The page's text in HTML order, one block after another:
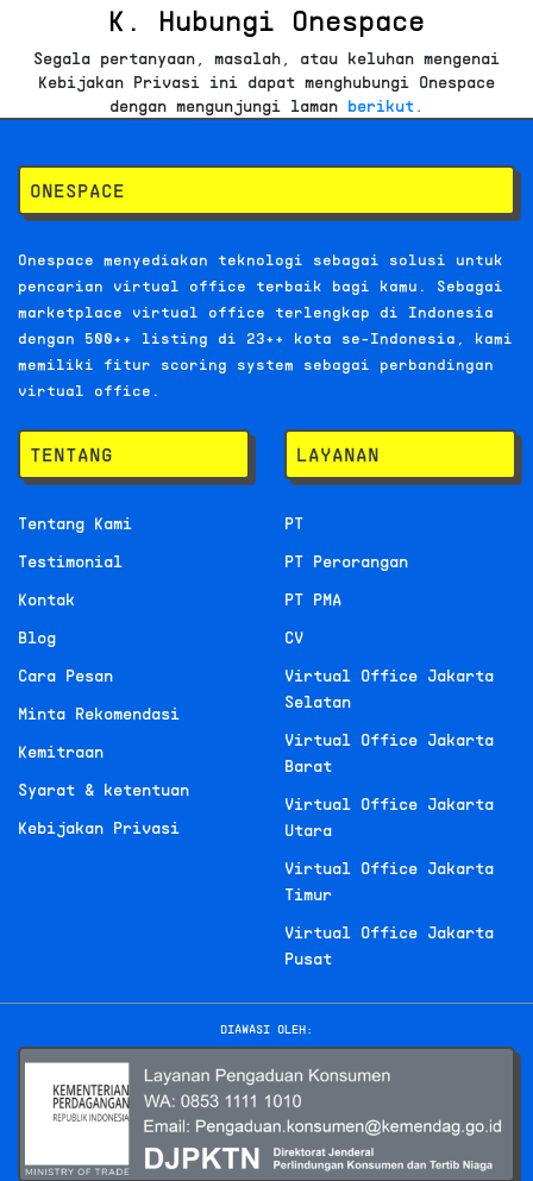
K. Hubungi Onespace
Segala pertanyaan, masalah, atau keluhan mengenai
Kebijakan Privasi ini dapat menghubungi Onespace
dengan mengunjungi laman berikut.
ONESPACE
Onespace menyediakan teknologi sebagai solusi untuk
pencarian virtual office terbaik bagi kamu. Sebagai
marketplace virtual office terlengkap di Indonesia
dengan 500++ listing di 23++ kota se-Indonesia, kami
memiliki fitur scoring system sebagai perbandingan
virtual office.
TENTANG
Tentang Kami
Testimonial
Kontak
Blog
Cara Pesan
Minta Rekomendasi
Kemitraan
Syarat & ketentuan
Kebijakan Privasi
LAYANAN
PT
PT Perorangan
PT PMA
CV
Virtual Office Jakarta
Selatan
Virtual Office Jakarta
Barat
Virtual Office Jakarta
Utara
Virtual Office Jakarta
Timur
Virtual Office Jakarta
Pusat
DIAWASI OLEH: